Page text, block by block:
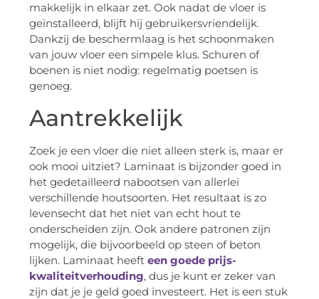
makkelijk in elkaar zet. Ook nadat de vloer is
geïnstalleerd, blijft hij gebruikersvriendelijk.
Dankzij de beschermlaag is het schoonmaken
van jouw vloer een simpele klus. Schuren of
boenen is niet nodig: regelmatig poetsen is
genoeg.
Aantrekkelijk
Zoek je een vloer die niet alleen sterk is, maar er
ook mooi uitziet? Laminaat is bijzonder goed in
het gedetailleerd nabootsen van allerlei
verschillende houtsoorten. Het resultaat is zo
levensecht dat het niet van echt hout te
onderscheiden zijn. Ook andere patronen zijn
mogelijk, die bijvoorbeeld op steen of beton
lijken. Laminaat heeft een goede prijs-
kwaliteitverhouding, dus je kunt er zeker van
zijn dat je je geld goed investeert. Het is een stuk